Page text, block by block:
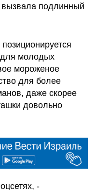
подлинный
для молодых
мороженое
для более
даже скорее
довольно
-